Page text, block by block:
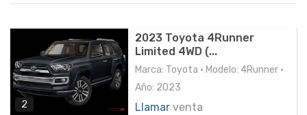
2
2023 Toyota 4Runner
Limited 4WD (...
Marca: Toyota • Modelo: 4Runner •
Año: 2023
Llamar venta